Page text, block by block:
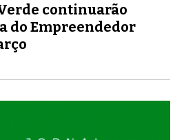
continuarão
do Empreendedor